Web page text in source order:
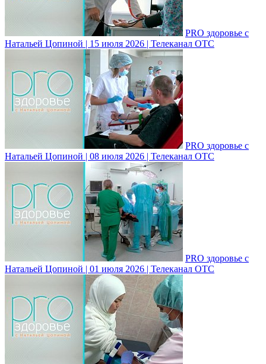
PRO здоровье с
Натальей Цопиной | 15 июля 2026 | Телеканал ОТС
PRO здоровье с
Натальей Цопиной | 08 июля 2026 | Телеканал ОТС
PRO здоровье с
Натальей Цопиной | 01 июля 2026 | Телеканал ОТС